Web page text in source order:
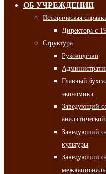
ОБ УЧРЕЖДЕНИИ
Историческая
Директора с
Структура
Руководство
Главный
экономики
Заведующий
Заведующий
культуры
Заведующий